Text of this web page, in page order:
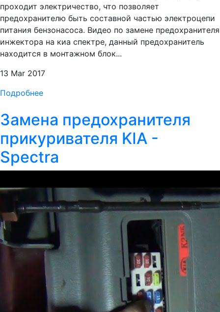
проходит электричество, что позволяет
предохранителю быть составной частью электроцепи
питания бензонасоса. Видео по замене предохранителя
инжектора на киа спектре, данный предохранитель
находится в монтажном блок...
13 Mar 2017
Подробнее
Замена предохранителя
прикуривателя KIA -
Spectra